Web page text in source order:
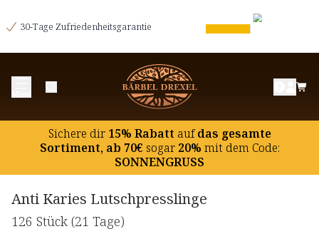
30-Tage Zufriedenheitsgarantie
Sichere dir15% Rabatt aufdas gesamte
Sortiment, ab 70€ sogar20% mit dem Code:
SONNENGRUSS
Anti Karies Lutschpresslinge
126 Stück (21 Tage)